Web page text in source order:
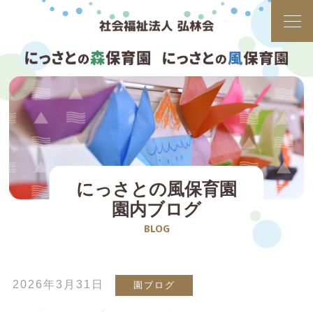
にっさとの風保育園
園内ブログ
BLOG
2026年3月31日 園ブログ